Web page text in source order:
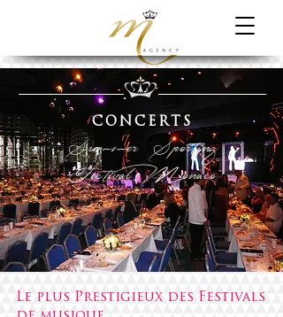
CONCERTS
Summer Sporting
Festival Monaco
Le plus Prestigieux des Festivals